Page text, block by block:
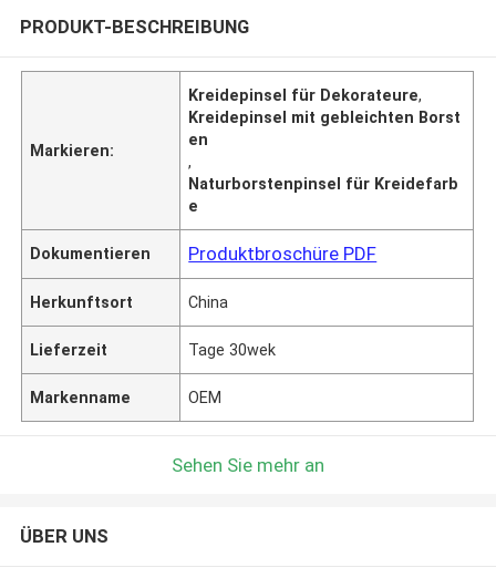
PRODUKT-BESCHREIBUNG
Markieren:
Kreidepinsel für Dekorateure,
Kreidepinsel mit gebleichten Borst
en
,
Naturborstenpinsel für Kreidefarb
e
Dokumentieren Produktbroschüre PDF
Herkunftsort China
Lieferzeit Tage 30wek
Markenname OEM
Sehen Sie mehr an
ÜBER UNS